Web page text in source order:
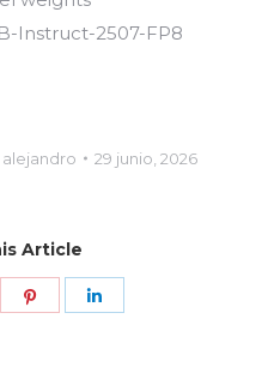
Instruct-2507-FP8
alejandro 29 junio, 2026
Article
Share